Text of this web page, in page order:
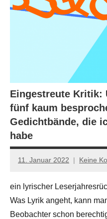
Eingestreute Kritik:
fünf kaum
Gedichtbände, die
habe
11. Januar 2022
Jan-
Hornauer
für
dasgedichtblog
Keine
ein lyrischer
Was Lyrik angeht, kann
Beobachter schon